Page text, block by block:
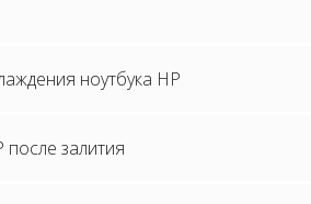
ноутбука HP
после залития